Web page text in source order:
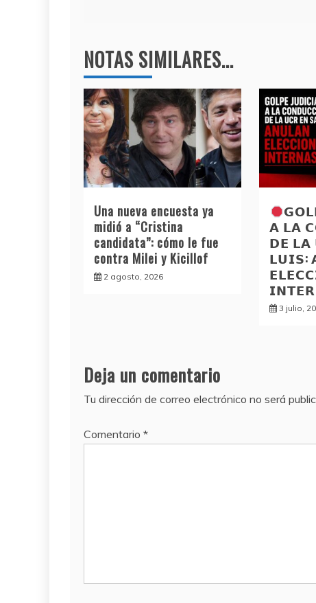
NOTAS SIMILARES...
Una nueva encuesta ya
midió a “Cristina
candidata”: cómo le fue
contra Milei y Kicillof
2 agosto, 2026
𝗔 𝗟𝗔
𝗗𝗘
𝗟𝗨𝗜𝗦:
3 julio,
Deja un comentario
Tu dirección de correo electrónico no será
Comentario *